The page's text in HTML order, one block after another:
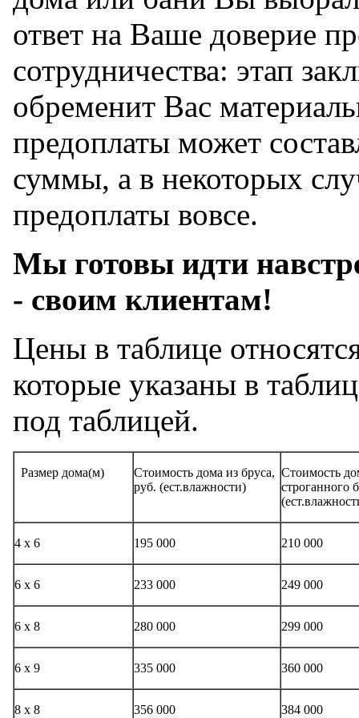
ответ на Ваше доверие
сотрудничества: этап
обременит Вас
предоплаты может
суммы, а в некоторых
предоплаты вовсе.
Мы готовы идти
- своим клиентам!
Цены в таблице
которые указаны в
под таблицей.
Размер дома(м)
Стоимость дома из бруса,
руб. (ест.влажности)
Стоимость
строганного
4 х 6 195 000 210 000
6 х 6 233 000 249 000
6 х 8 280 000 299 000
6 х 9 335 000 360 000
8 х 8 356 000 384 000